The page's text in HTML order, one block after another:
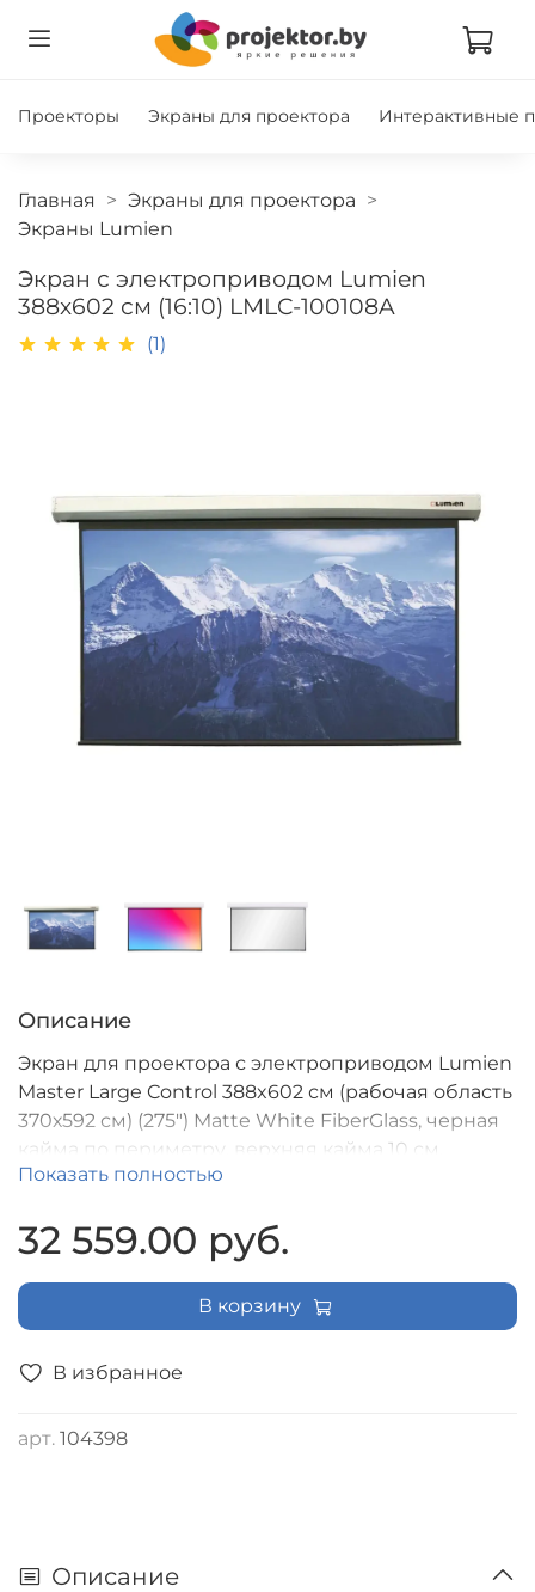
Проекторы Экраны для проектора Интерактивные
Главная
Экраны для проектора
Экраны Lumien
Экран с электроприводом Lumien
388x602 см (16:10) LMLC-100108A
(1)
В избранное
арт. 104398
Описание
Экран для проектора с электроприводом Lumien
Master Large Control 388x602 см (рабочая область
370х592 см) (275") Matte White FiberGlass, черная
кайма по периметру, верхняя кайма 10 см,
алюминиевый корпус, (16:10), IR и RF управление
Показать полностью
32 559.00 руб.
В корзину
Описание